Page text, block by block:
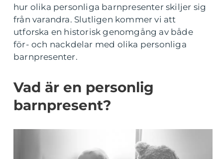
hur olika personliga barnpresenter skiljer sig
från varandra. Slutligen kommer vi att
utforska en historisk genomgång av både
för- och nackdelar med olika personliga
barnpresenter.
Vad är en personlig
barnpresent?